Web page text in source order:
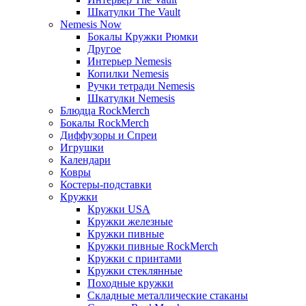
Шкатулки The Vault
Nemesis Now
Бокалы Кружки Рюмки
Другое
Интерьер Nemesis
Копилки Nemesis
Ручки тетради Nemesis
Шкатулки Nemesis
Блюдца RockMerch
Бокалы RockMerch
Диффузоры и Спреи
Игрушки
Календари
Ковры
Костеры-подставки
Кружки
Кружки USA
Кружки железные
Кружки пивные
Кружки пивные RockMerch
Кружки с принтами
Кружки стеклянные
Походные кружки
Складные металлические стаканы